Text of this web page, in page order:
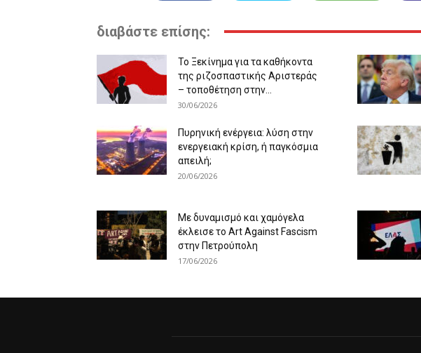
διαβάστε επίσης:
Το Ξεκίνημα για τα καθήκοντα
της ριζοσπαστικής Αριστεράς
– τοποθέτηση στην...
30/06/2026
Πυρηνική ενέργεια: λύση στην
ενεργειακή κρίση, ή παγκόσμια
απειλή;
20/06/2026
Με δυναμισμό και χαμόγελα
έκλεισε το Art Against Fascism
στην Πετρούπολη
17/06/2026